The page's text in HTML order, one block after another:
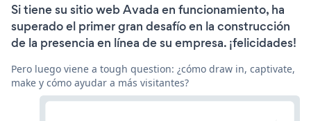
Si tiene su sitio web Avada en funcionamiento, ha
superado el primer gran desafío en la construcción
de la presencia en línea de su empresa. ¡felicidades!
Pero luego viene a tough question: ¿cómo draw in, captivate,
make y cómo ayudar a más visitantes?